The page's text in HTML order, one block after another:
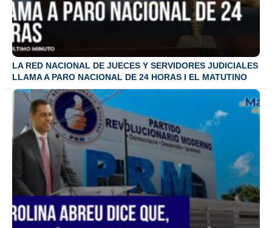
LA RED NACIONAL DE JUECES Y SERVIDORES JUDICIALES
LLAMA A PARO NACIONAL DE 24 HORAS I EL MATUTINO